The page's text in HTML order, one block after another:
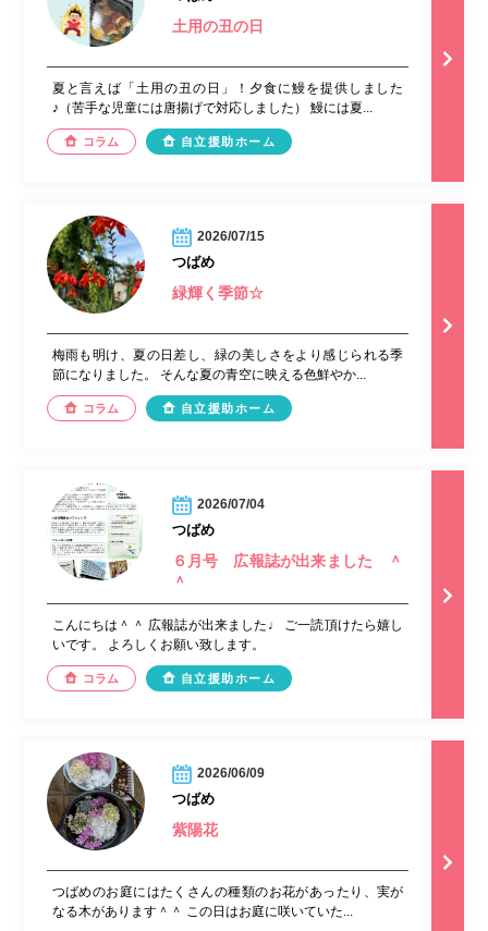
土用の丑の日
夏と言えば「土用の丑の日」！夕食に鰻を提供しました
♪（苦手な児童には唐揚げで対応しました） 鰻には夏...
コラム 自立援助ホーム
2026/07/15
つばめ
緑輝く季節☆
梅雨も明け、夏の日差し、緑の美しさをより感じられる季
節になりました。 そんな夏の青空に映える色鮮やか...
コラム 自立援助ホーム
2026/07/04
つばめ
６月号 広報誌が出来ました ＾
＾
こんにちは＾＾ 広報誌が出来ました♩ ご一読頂けたら嬉し
いです。 よろしくお願い致します。
コラム 自立援助ホーム
2026/06/09
つばめ
紫陽花
つばめのお庭にはたくさんの種類のお花があったり、実が
なる木があります＾＾ この日はお庭に咲いていた...